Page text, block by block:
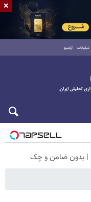
تبلیغات آرشیو
×